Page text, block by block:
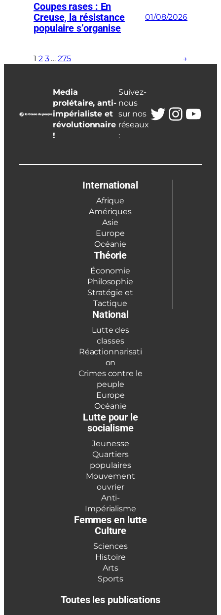
Coupes rases : En
Creuse, la résistance
populaire s’organise
01/08/2026
1 2 3 … 275 →
Media
prolétaire, anti-
impérialiste et
révolutionnaire
!
Suivez-
nous
sur nos
réseaux
:
Twitter
International
Afrique
Amériques
Asie
Europe
Océanie
Théorie
Économie
Philosophie
Stratégie et
Tactique
National
Lutte des
classes
Réactionnarisati
on
Crimes contre le
peuple
Europe
Océanie
Lutte pour le
socialisme
Jeunesse
Quartiers
populaires
Mouvement
ouvrier
Anti-
Impérialisme
Femmes en lutte
Culture
Sciences
Histoire
Arts
Sports
Toutes les publications